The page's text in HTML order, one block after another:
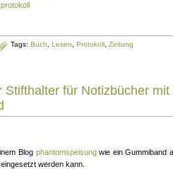
Tags: Buch Lesen Protokoll Zeitung
Stifthalter für Notizbücher mit
Blog phantomspeisungwie ein Gummiband
eingesetzt werden kann.